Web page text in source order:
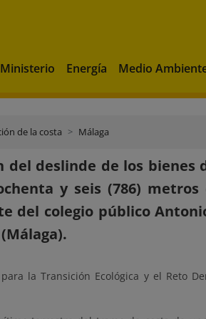
Ministerio Energía Medio
de la costa Málaga
del deslinde de los
y seis (786)
del colegio público
la Transición Ecológica y el Reto